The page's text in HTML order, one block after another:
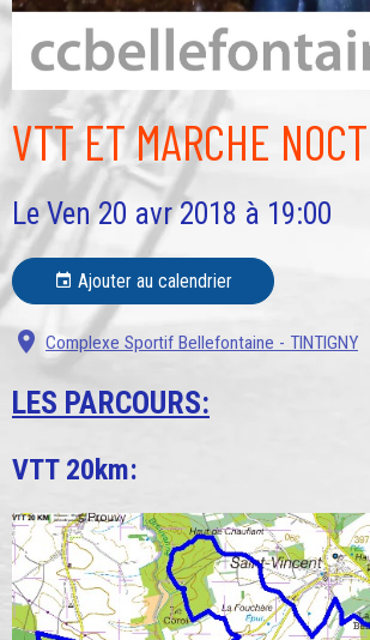
VTT ET MARCHE
Le Ven 20 avr 2018 à 19:00
Ajouter au calendrier
Complexe Sportif Bellefontaine - TINTIGNY
LES PARCOURS:
VTT 20km: